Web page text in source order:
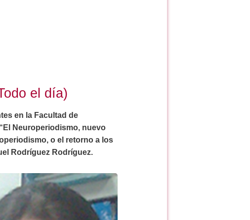
el día)
en la Facultad de
Neuroperiodismo, nuevo
o el retorno a los
Rodríguez Rodríguez.